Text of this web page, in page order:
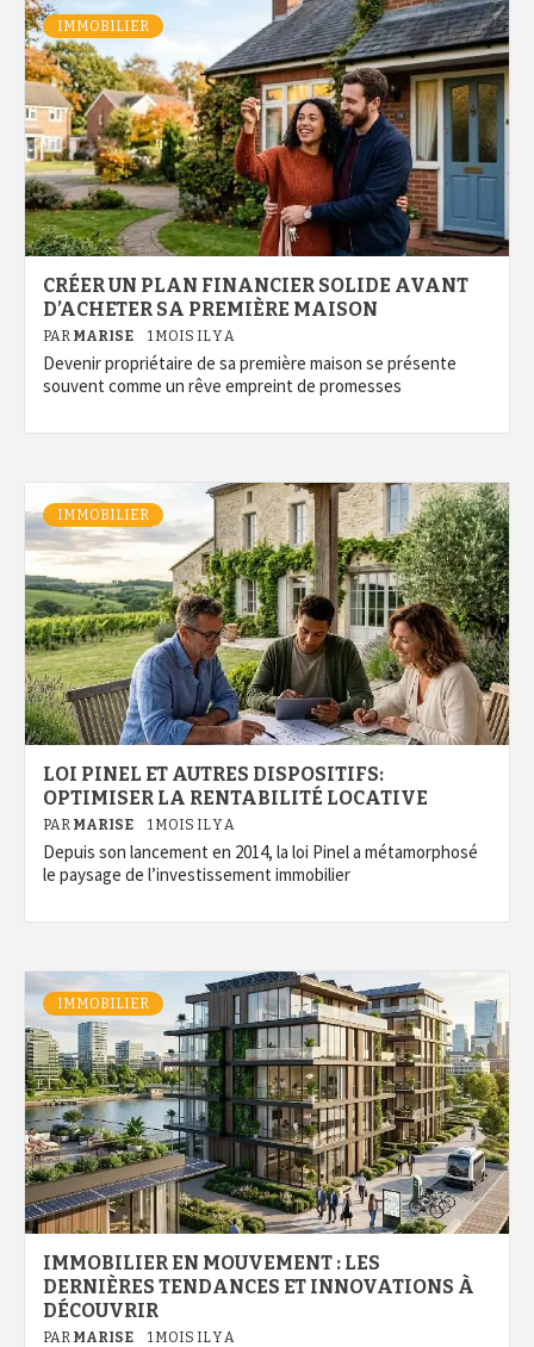
IMMOBILIER
CRÉER UN PLAN FINANCIER SOLIDE AVANT
D’ACHETER SA PREMIÈRE MAISON
PAR MARISE 1 MOIS IL Y A
Devenir propriétaire de sa première maison se présente
souvent comme un rêve empreint de promesses
IMMOBILIER
LOI PINEL ET AUTRES DISPOSITIFS:
OPTIMISER LA RENTABILITÉ LOCATIVE
PAR MARISE 1 MOIS IL Y A
Depuis son lancement en 2014, la loi Pinel a métamorphosé
le paysage de l’investissement immobilier
IMMOBILIER
IMMOBILIER EN MOUVEMENT : LES
DERNIÈRES TENDANCES ET INNOVATIONS À
DÉCOUVRIR
PAR MARISE 1 MOIS IL Y A